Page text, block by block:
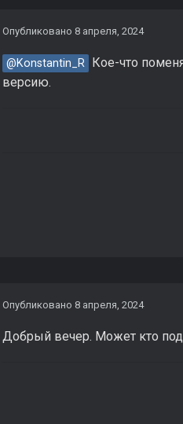
Опубликовано 8 апреля, 2024
@Konstantin_R
Кое-что
версию.
Опубликовано 8 апреля, 2024
Добрый вечер. Может кто